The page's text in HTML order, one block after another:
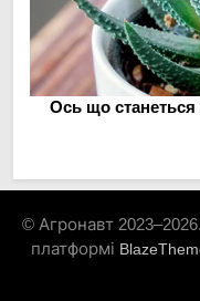
© Агронавт
платформі